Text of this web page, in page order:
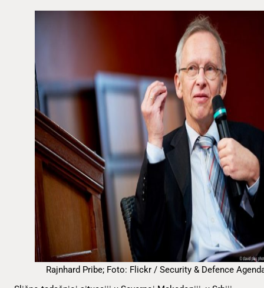
Rajnhard Pribe; Foto: Flickr / Security & Defence